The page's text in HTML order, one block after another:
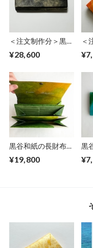
＜注文制作分＞黒谷
曜】
¥28,600
＜
金
黒谷和紙の長財布
¥19,800
黒